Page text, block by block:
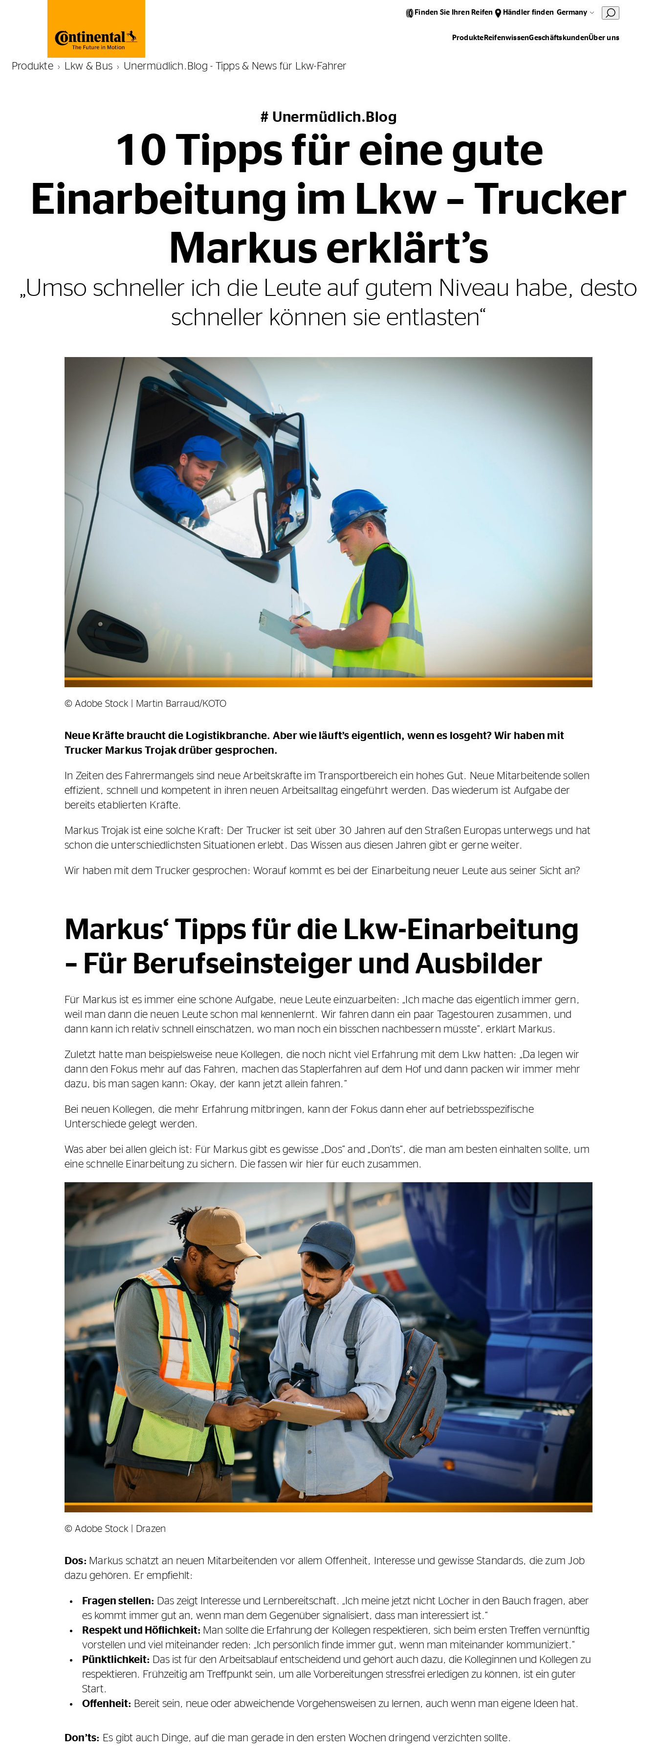
Finden Sie Ihren Reifen Händler finden Germany
Produkte ReifenwissenGeschäftskundenÜber uns
Produkte Lkw & Bus Unermüdlich.Blog - Tipps & News für Lkw-Fahrer
# Unermüdlich.Blog
10 Tipps für eine gute
Einarbeitung im Lkw – Trucker
Markus erklärt’s
„Umso schneller ich die Leute auf gutem Niveau habe, desto
schneller können sie entlasten“
© Adobe Stock | Martin Barraud/KOTO
Neue Kräfte braucht die Logistikbranche. Aber wie läuft’s eigentlich, wenn es losgeht? Wir haben mit
Trucker Markus Trojak drüber gesprochen.
In Zeiten des Fahrermangels sind neue Arbeitskräfte im Transportbereich ein hohes Gut. Neue Mitarbeitende sollen
effizient, schnell und kompetent in ihren neuen Arbeitsalltag eingeführt werden. Das wiederum ist Aufgabe der
bereits etablierten Kräfte.
Markus Trojak ist eine solche Kraft: Der Trucker ist seit über 30 Jahren auf den Straßen Europas unterwegs und hat
schon die unterschiedlichsten Situationen erlebt. Das Wissen aus diesen Jahren gibt er gerne weiter.
Wir haben mit dem Trucker gesprochen: Worauf kommt es bei der Einarbeitung neuer Leute aus seiner Sicht an?
Markus‘ Tipps für die Lkw-Einarbeitung
– Für Berufseinsteiger und Ausbilder
Für Markus ist es immer eine schöne Aufgabe, neue Leute einzuarbeiten: „Ich mache das eigentlich immer gern,
weil man dann die neuen Leute schon mal kennenlernt. Wir fahren dann ein paar Tagestouren zusammen, und
dann kann ich relativ schnell einschätzen, wo man noch ein bisschen nachbessern müsste“, erklärt Markus.
Zuletzt hatte man beispielsweise neue Kollegen, die noch nicht viel Erfahrung mit dem Lkw hatten: „Da legen wir
dann den Fokus mehr auf das Fahren, machen das Staplerfahren auf dem Hof und dann packen wir immer mehr
dazu, bis man sagen kann: Okay, der kann jetzt allein fahren.“
Bei neuen Kollegen, die mehr Erfahrung mitbringen, kann der Fokus dann eher auf betriebsspezifische
Unterschiede gelegt werden.
Was aber bei allen gleich ist: Für Markus gibt es gewisse „Dos“ and „Don’ts“, die man am besten einhalten sollte, um
eine schnelle Einarbeitung zu sichern. Die fassen wir hier für euch zusammen.
© Adobe Stock | Drazen
Dos: Markus schätzt an neuen Mitarbeitenden vor allem Offenheit, Interesse und gewisse Standards, die zum Job
dazu gehören. Er empfiehlt:
Fragen stellen: Das zeigt Interesse und Lernbereitschaft. „Ich meine jetzt nicht Löcher in den Bauch fragen, aber
es kommt immer gut an, wenn man dem Gegenüber signalisiert, dass man interessiert ist.“
Respekt und Höflichkeit: Man sollte die Erfahrung der Kollegen respektieren, sich beim ersten Treffen vernünftig
vorstellen und viel miteinander reden: „Ich persönlich finde immer gut, wenn man miteinander kommuniziert.“
Pünktlichkeit: Das ist für den Arbeitsablauf entscheidend und gehört auch dazu, die Kolleginnen und Kollegen zu
respektieren. Frühzeitig am Treffpunkt sein, um alle Vorbereitungen stressfrei erledigen zu können, ist ein guter
Start.
Offenheit: Bereit sein, neue oder abweichende Vorgehensweisen zu lernen, auch wenn man eigene Ideen hat.
Don’ts: Es gibt auch Dinge, auf die man gerade in den ersten Wochen dringend verzichten sollte.